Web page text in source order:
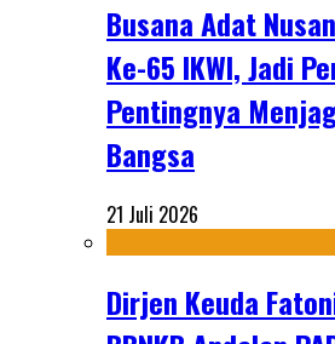
Busana Adat
Ke-65 IKWI, Jadi
Pentingnya
Bangsa
21 Juli 2026
Dirjen Keuda